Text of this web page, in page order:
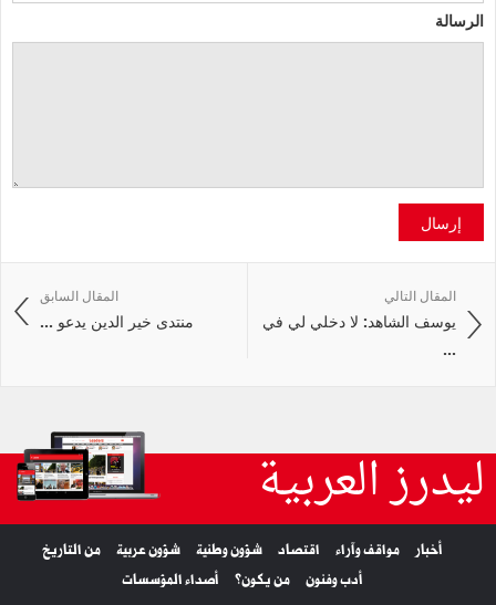
الرسالة
إرسال
المقال السابق
منتدى خير الدين يدعو ...
المقال التالي
يوسف الشاهد: لا دخلي لي في
...
ليدرز العربية
أخبار مواقف وآراء اقتصاد شؤون وطنية شؤون عربية
من التاريخ
أدب وفنون
من يكون؟ أصداء المؤسسات